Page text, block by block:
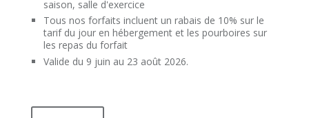
saison, salle d'exercice
Tous nos forfaits incluent un rabais de 10% sur le
tarif du jour en hébergement et les pourboires sur
les repas du forfait
Valide du 9 juin au 23 août 2026.